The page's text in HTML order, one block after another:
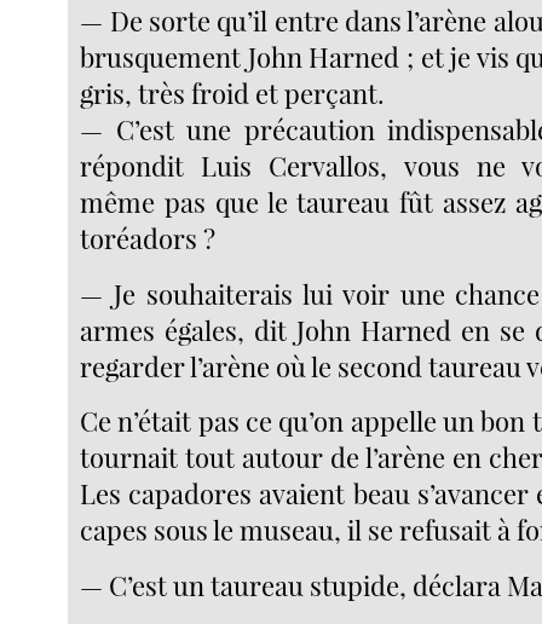
— De sorte qu’il entre dans l’arène
brusquement John Harned ; et je vis
gris, très froid et perçant.
— C’est une précaution
répondit Luis Cervallos, vous ne
même pas que le taureau fût assez
toréadors ?
— Je souhaiterais lui voir une
armes égales, dit John Harned en
regarder l’arène où le second taureau
Ce n’était pas ce qu’on appelle un
tournait tout autour de l’arène en
Les capadores avaient beau
capes sous le museau, il se refusait à
— C’est un taureau stupide, déclara